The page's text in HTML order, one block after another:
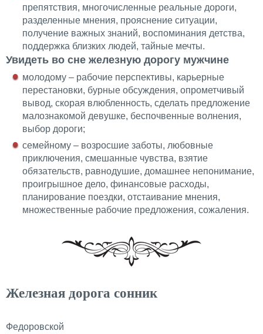
препятствия, многочисленные реальные дороги,
разделенные мнения, прояснение ситуации,
получение важных знаний, воспоминания детства,
поддержка близких людей, тайные мечты.
Увидеть во сне железную дорогу мужчине
молодому – рабочие перспективы, карьерные
перестановки, бурные обсуждения, опрометчивый
вывод, скорая влюбленность, сделать предложение
малознакомой девушке, беспочвенные волнения,
выбор дороги;
семейному – возросшие заботы, любовные
приключения, смешанные чувства, взятие
обязательств, равнодушие, домашнее непонимание,
проигрышное дело, финансовые расходы,
планирование поездки, отстаивание мнения,
множественные рабочие предложения, сожаления.
Железная дорога сонник
Федоровской